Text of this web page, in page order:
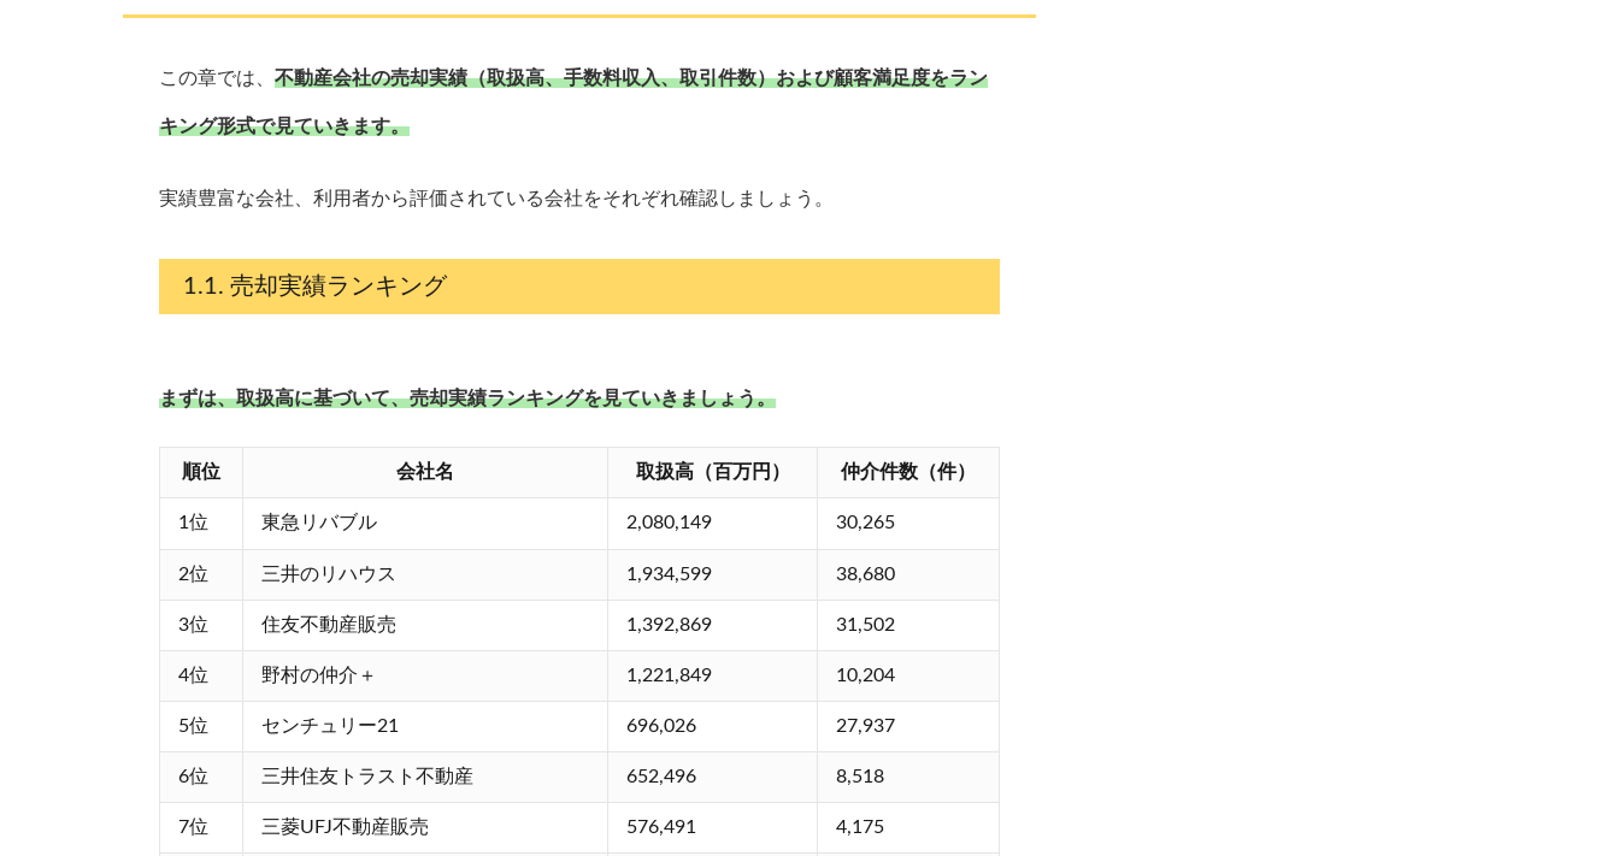
この章では、 不動産会社の売却実績（取扱高、手数料収入、取引件数）および顧客満足度をラン
キング形式で見ていきます。
実績豊富な会社、利用者から評価されている会社をそれぞれ確認しましょう。
売却実績ランキング
まずは、取扱高に基づいて、売却実績ランキングを見ていきましょう。
順位 会社名 取扱高（百万円） 仲介件数（件）
1位 東急リバブル 2,080,149 30,265
2位 三井のリハウス 1,934,599 38,680
3位 住友不動産販売 1,392,869 31,502
4位 野村の仲介＋ 1,221,849 10,204
5位 センチュリー21 696,026 27,937
6位 三井住友トラスト不動産 652,496 8,518
7位 三菱UFJ不動産販売 576,491 4,175